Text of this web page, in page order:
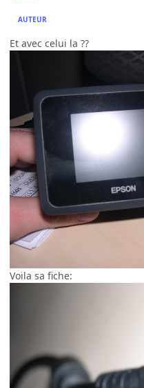
AUTEUR
Et avec celui la ??
Voila sa fiche: